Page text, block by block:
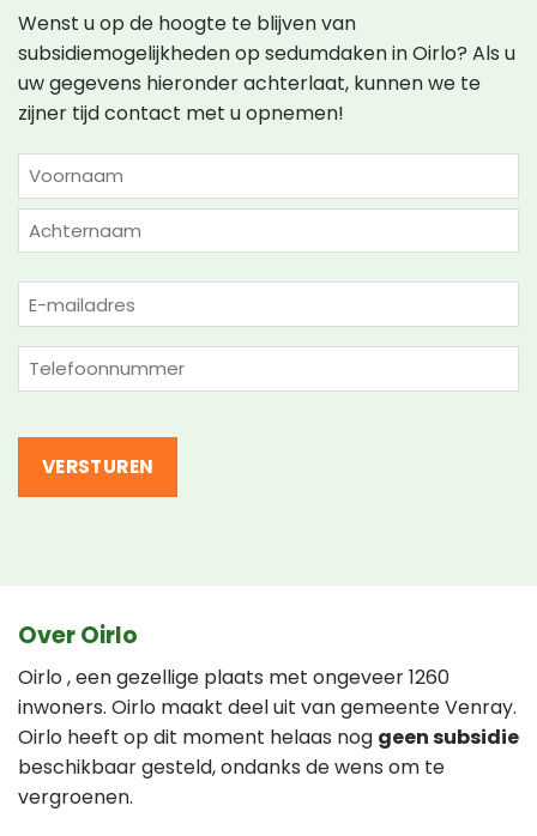
Wenst u op de hoogte te blijven van
subsidiemogelijkheden op sedumdaken in Oirlo? Als u
uw gegevens hieronder achterlaat, kunnen we te
zijner tijd contact met u opnemen!
NAAM
(VEREIST)
Voornaam
E-
mailadres
(Vereist)
Telefoon
(Vereist)
Over Oirlo
Oirlo , een gezellige plaats met ongeveer 1260
inwoners. Oirlo maakt deel uit van gemeente Venray.
Oirlo heeft op dit moment helaas nog geen subsidie
beschikbaar gesteld, ondanks de wens om te
vergroenen.